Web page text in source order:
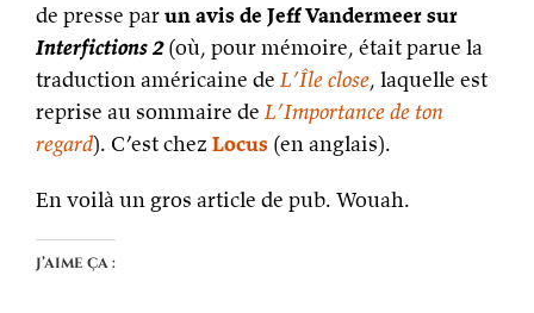
de presse parun avis de Jeff Vandermeer sur
Interfictions 2(où, pour mémoire, était parue la
traduction américaine de L’Île close, laquelle est
reprise au sommaire de L’Importance de ton
regard). C’est chez Locus (en anglais).
En voilà un gros article de pub. Wouah.
J’aime ça :